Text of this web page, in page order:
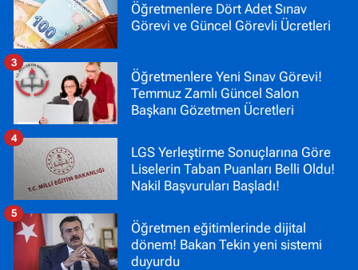
Öğretmenlere Dört Adet Sınav
Görevi ve Güncel Görevli Ücretleri
Öğretmenlere Yeni Sınav Görevi!
Temmuz Zamlı Güncel Salon
Başkanı Gözetmen Ücretleri
3
LGS Yerleştirme Sonuçlarına Göre
Liselerin Taban Puanları Belli Oldu!
Nakil Başvuruları Başladı!
4
Öğretmen eğitimlerinde dijital
dönem! Bakan Tekin yeni sistemi
duyurdu
5